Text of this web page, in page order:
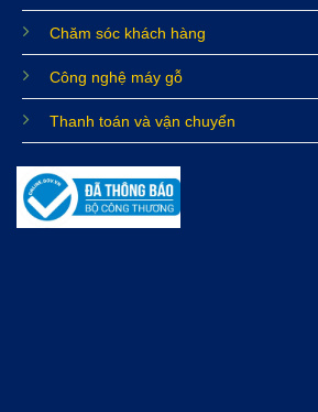
Chăm sóc khách hàng
Công nghệ máy gỗ
Thanh toán và vận chuyển